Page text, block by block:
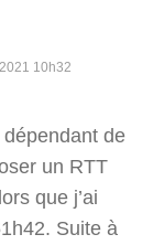
10h32
de
un RTT
que j’ai
Suite à